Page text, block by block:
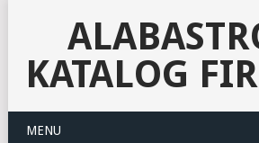
KATALOG
MENU